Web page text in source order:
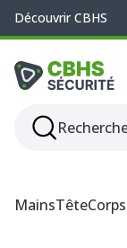
Découvrir CBHS
MainsTêteCorps